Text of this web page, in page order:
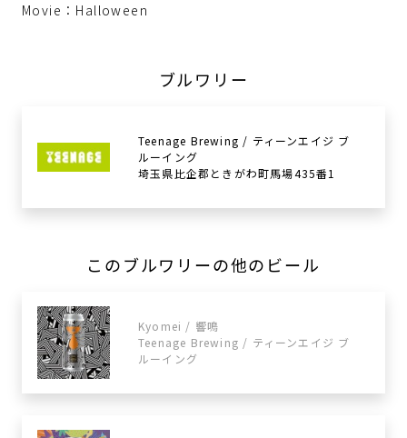
Movie：Halloween
ブルワリー
Teenage Brewing / ティーンエイジ ブ
ルーイング
埼玉県比企郡ときがわ町馬場435番1
このブルワリーの他のビール
Kyomei / 響鳴
Teenage Brewing / ティーンエイジ ブ
ルーイング